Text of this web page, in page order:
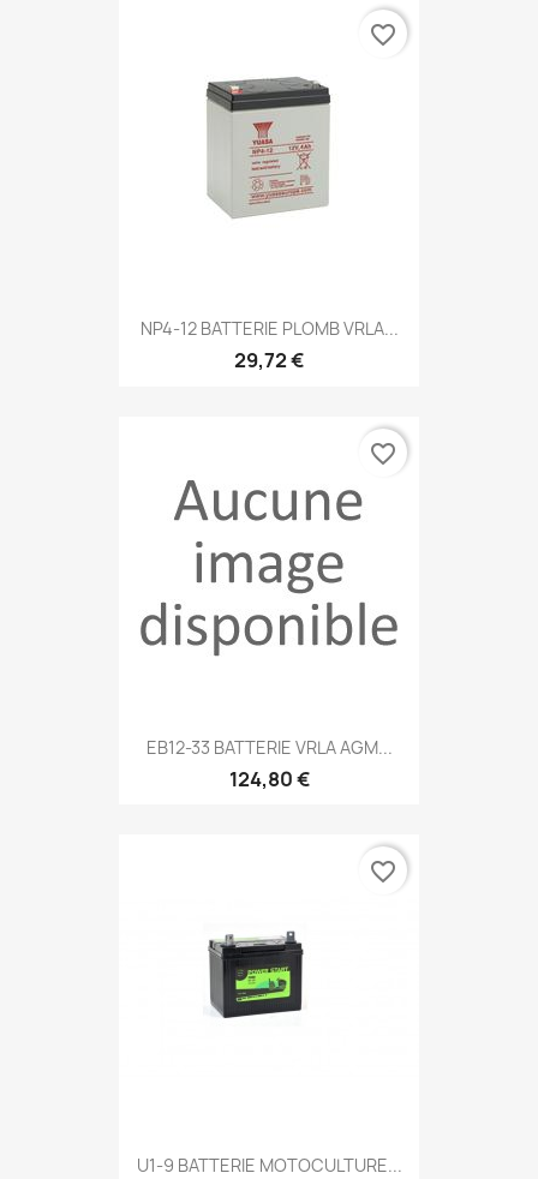
NP4-12 BATTERIE PLOMB VRLA...
29,72 €
favorite_border
EB12-33 BATTERIE VRLA AGM...
124,80 €
favorite_border
U1-9 BATTERIE MOTOCULTURE...
favorite_border